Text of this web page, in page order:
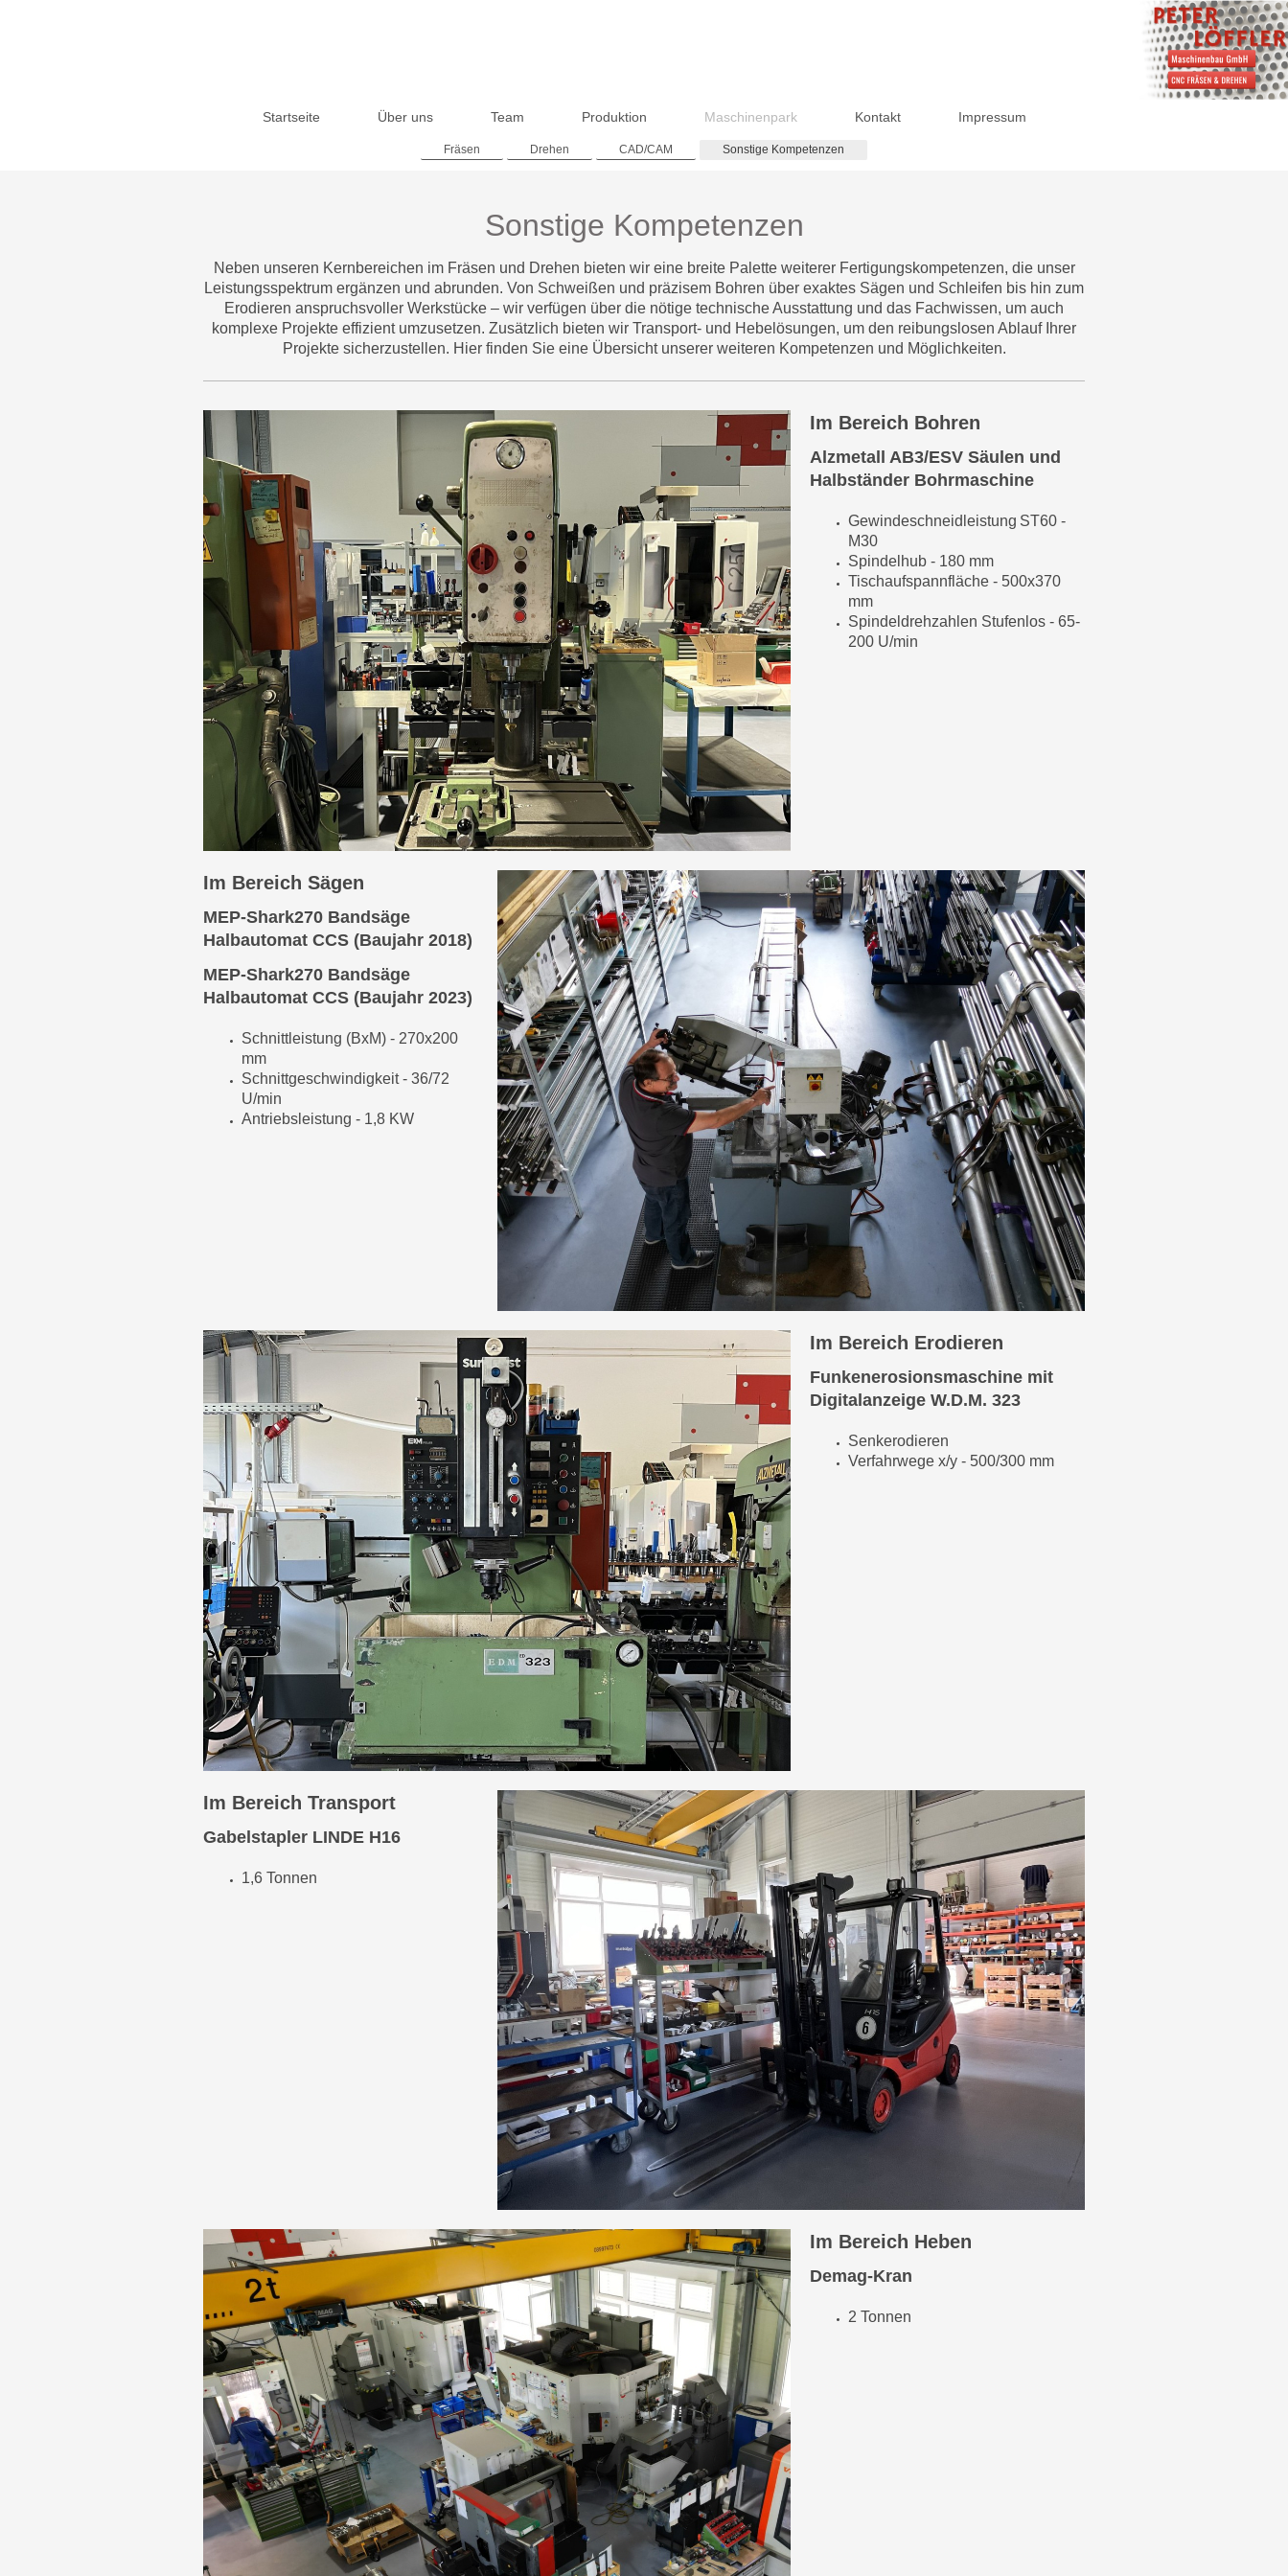
Startseite Über uns Team Produktion Maschinenpark Kontakt Impressum
Fräsen Drehen CAD/CAM Sonstige Kompetenzen
Sonstige Kompetenzen
Neben unseren Kernbereichen im Fräsen und Drehen bieten wir eine breite Palette weiterer Fertigungskompetenzen, die unser
Leistungsspektrum ergänzen und abrunden. Von Schweißen und präzisem Bohren über exaktes Sägen und Schleifen bis hin zum
Erodieren anspruchsvoller Werkstücke – wir verfügen über die nötige technische Ausstattung und das Fachwissen, um auch
komplexe Projekte effizient umzusetzen. Zusätzlich bieten wir Transport- und Hebelösungen, um den reibungslosen Ablauf Ihrer
Projekte sicherzustellen. Hier finden Sie eine Übersicht unserer weiteren Kompetenzen und Möglichkeiten.
Im Bereich Bohren
Alzmetall AB3/ESV Säulen und
Halbständer Bohrmaschine
Gewindeschneidleistung ST60 -
M30
Spindelhub - 180 mm
Tischaufspannfläche - 500x370
mm
Spindeldrehzahlen Stufenlos - 65-
200 U/min
Im Bereich Sägen
MEP-Shark270 Bandsäge
Halbautomat CCS (Baujahr 2018)
MEP-Shark270 Bandsäge
Halbautomat CCS (Baujahr 2023)
Schnittleistung (BxM) - 270x200
mm
Schnittgeschwindigkeit - 36/72
U/min
Antriebsleistung - 1,8 KW
Im Bereich Erodieren
Funkenerosionsmaschine mit
Digitalanzeige W.D.M. 323
Senkerodieren
Verfahrwege x/y - 500/300 mm
Im Bereich Transport
Gabelstapler LINDE H16
1,6 Tonnen
Im Bereich Heben
Demag-Kran
2 Tonnen